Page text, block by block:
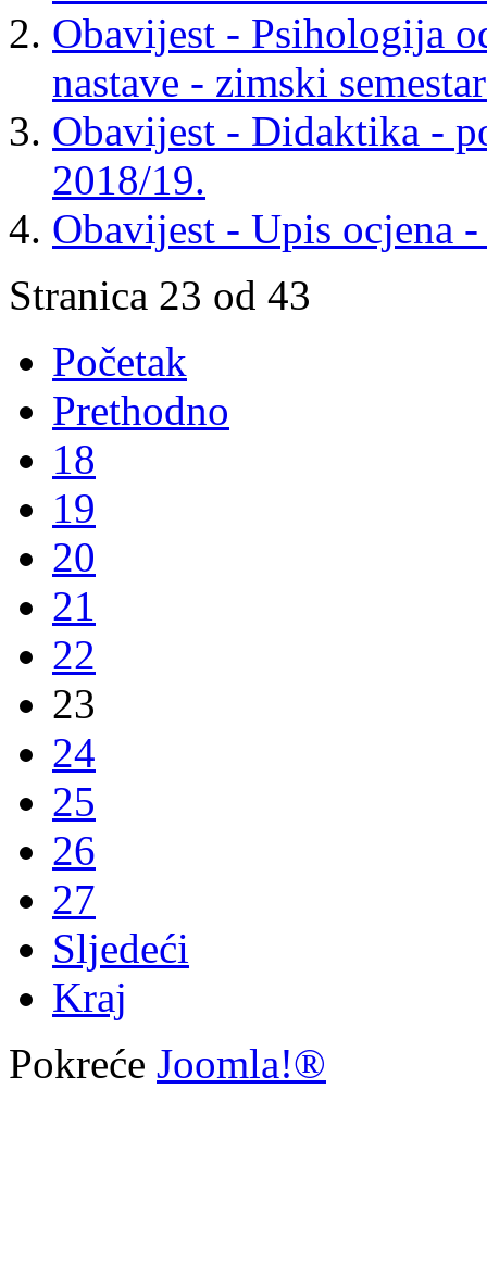
Obavijest - Psihologija
nastave - zimski
Obavijest - Didaktika -
2018/19.
Obavijest - Upis ocjena
Stranica 23 od 43
Početak
Prethodno
18
19
20
21
22
23
24
25
26
27
Sljedeći
Kraj
Pokreće Joomla!®